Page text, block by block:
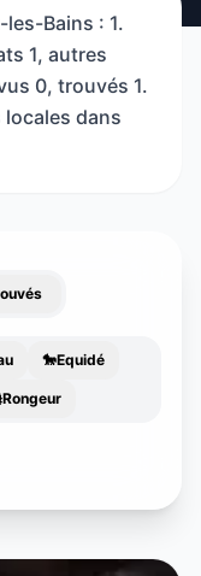
Bains : 1.
1, autres
0, trouvés 1.
dans
🐎Equidé
Rongeur